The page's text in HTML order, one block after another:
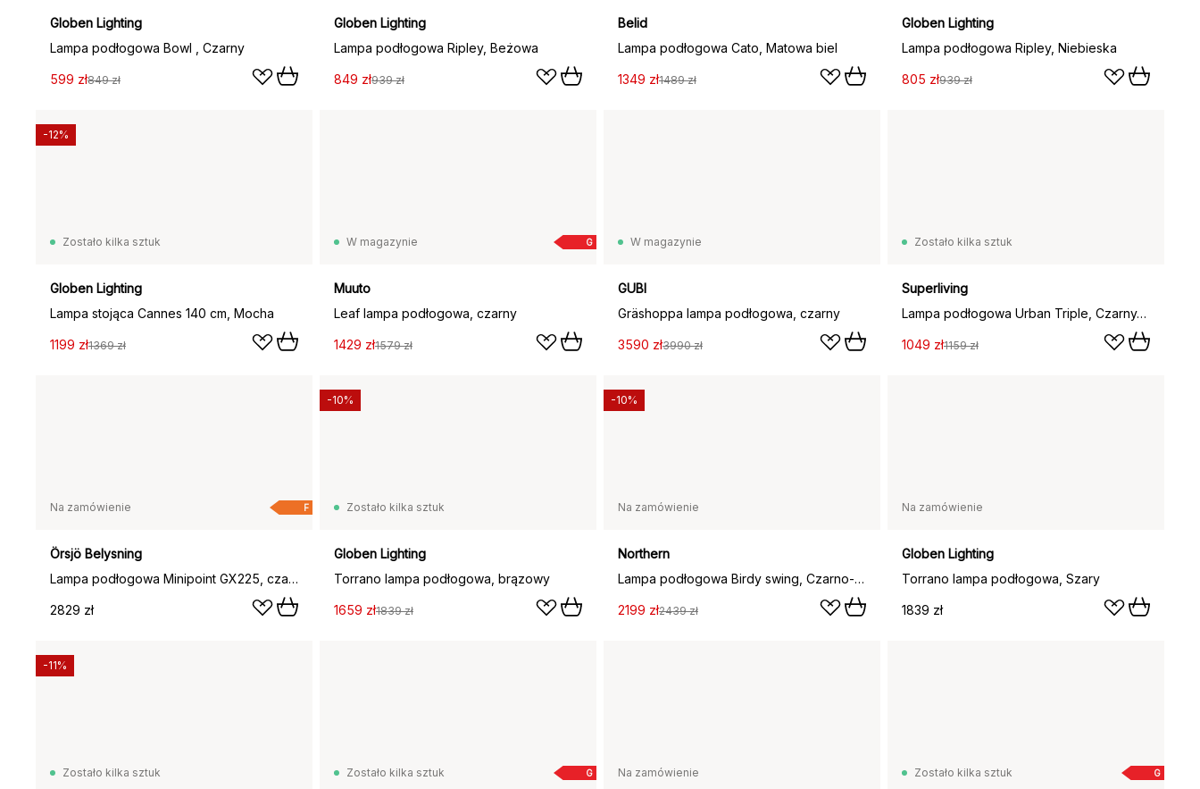
Globen Lighting
Lampa podłogowa Bowl , Czarny
599 zł849 zł
Globen Lighting
Lampa podłogowa Ripley, Beżowa
849 zł939 zł
Belid
Lampa podłogowa Cato, Matowa biel
1349 zł1489 zł
Globen Lighting
Lampa podłogowa Ripley, Niebieska
805 zł939 zł
Zostało kilka sztuk
Globen Lighting
Lampa stojąca Cannes 140 cm, Mocha
1199 zł1369 zł
-12%
G
W magazynie
Muuto
Leaf lampa podłogowa, czarny
1429 zł1579 zł
W magazynie
GUBI
Gräshoppa lampa podłogowa, czarny
3590 zł3990 zł
Zostało kilka sztuk
Superliving
Lampa podłogowa Urban Triple, Czarny-multi
1049 zł1159 zł
F
Na zamówienie
Örsjö Belysning
Lampa podłogowa Minipoint GX225, czarny
2829 zł
Zostało kilka sztuk
Globen Lighting
Torrano lampa podłogowa, brązowy
1659 zł1839 zł
-10%
Na zamówienie
Northern
Lampa podłogowa Birdy swing, Czarno-czarny
2199 zł2439 zł
-10%
Na zamówienie
Globen Lighting
Torrano lampa podłogowa, Szary
1839 zł
Zostało kilka sztuk
-11%
G
Zostało kilka sztuk Na zamówienie G
Zostało kilka sztuk